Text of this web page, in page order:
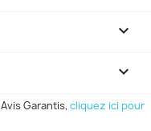

keyboard_arrow_down
Garantis, cliquez ici pour